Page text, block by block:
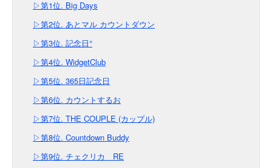
▷第1位. Big Days
▷第2位. あとマル カウントダウン
▷第3位. 記念日°
▷第4位. WidgetClub
▷第5位. 365日記念日
▷第6位. カウントするお
▷第7位. THE COUPLE (カップル)
▷第8位. Countdown Buddy
▷第9位. チェクリカ RE